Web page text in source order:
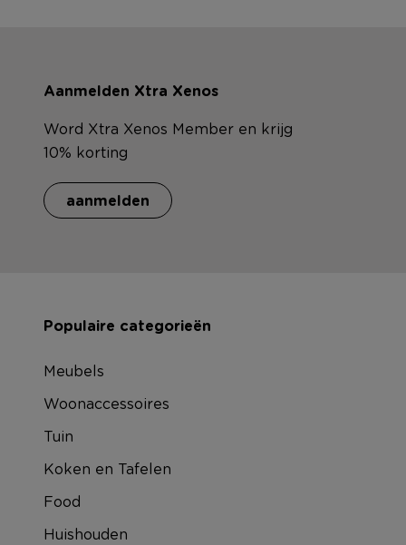
Aanmelden Xtra Xenos
Word Xtra Xenos Member en krijg
10% korting
aanmelden
Populaire categorieën
Meubels
Woonaccessoires
Tuin
Koken en Tafelen
Food
Huishouden